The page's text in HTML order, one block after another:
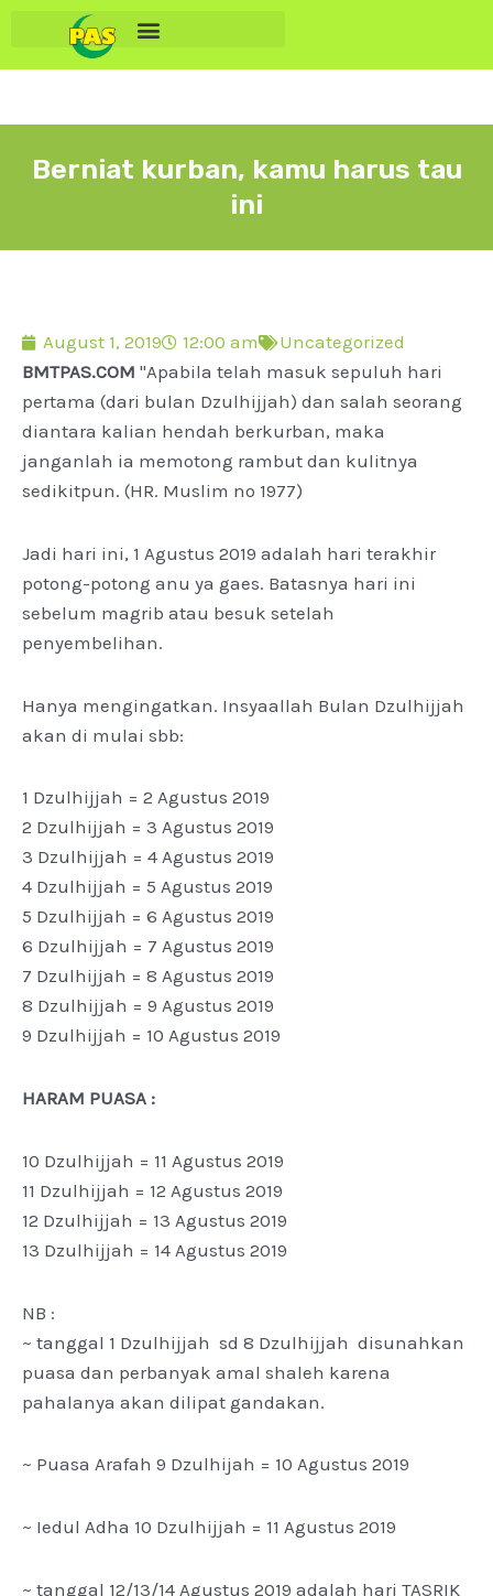
Berniat kurban, kamu harus tau
ini
August 1, 2019 12:00 am
Uncategorized
BMTPAS.COM "Apabila telah masuk sepuluh hari
pertama (dari bulan Dzulhijjah) dan salah seorang
diantara kalian hendah berkurban, maka
janganlah ia memotong rambut dan kulitnya
sedikitpun. (HR. Muslim no 1977)
Jadi hari ini, 1 Agustus 2019 adalah hari terakhir
potong-potong anu ya gaes. Batasnya hari ini
sebelum magrib atau besuk setelah
penyembelihan.
Hanya mengingatkan. Insyaallah Bulan Dzulhijjah
akan di mulai sbb:
1 Dzulhijjah = 2 Agustus 2019
2 Dzulhijjah = 3 Agustus 2019
3 Dzulhijjah = 4 Agustus 2019
4 Dzulhijjah = 5 Agustus 2019
5 Dzulhijjah = 6 Agustus 2019
6 Dzulhijjah = 7 Agustus 2019
7 Dzulhijjah = 8 Agustus 2019
8 Dzulhijjah = 9 Agustus 2019
9 Dzulhijjah = 10 Agustus 2019
HARAM PUASA :
10 Dzulhijjah = 11 Agustus 2019
11 Dzulhijjah = 12 Agustus 2019
12 Dzulhijjah = 13 Agustus 2019
13 Dzulhijjah = 14 Agustus 2019
NB :
~ tanggal 1 Dzulhijjah sd 8 Dzulhijjah disunahkan
puasa dan perbanyak amal shaleh karena
pahalanya akan dilipat gandakan.
~ Puasa Arafah 9 Dzulhijah = 10 Agustus 2019
~ Iedul Adha 10 Dzulhijjah = 11 Agustus 2019
~ tanggal 12/13/14 Agustus 2019 adalah hari TASRIK